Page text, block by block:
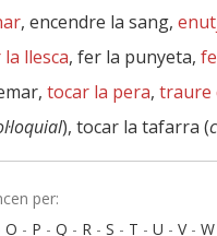
, encendre la sang,
llesca, fer la punyeta,
tocar la pera, traure
), tocar la tafarra (
per:
O - P - Q - R - S - T - U - V- W